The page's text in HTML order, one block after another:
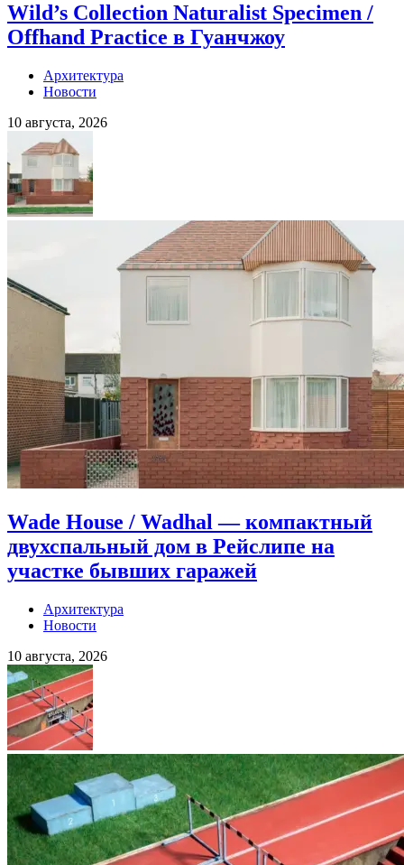
Wild’s Collection Naturalist Specimen /
Offhand Practice в Гуанчжоу
Архитектура
Новости
10 августа, 2026
Wade House / Wadhal — компактный
двухспальный дом в Рейслипе на
участке бывших гаражей
Архитектура
Новости
10 августа, 2026